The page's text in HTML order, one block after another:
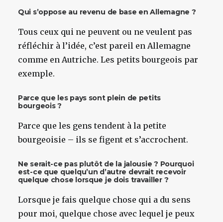
Qui s’oppose au revenu de base en Allemagne ?
Tous ceux qui ne peuvent ou ne veulent pas
réfléchir à l’idée, c’est pareil en Allemagne
comme en Autriche. Les petits bourgeois par
exemple.
Parce que les pays sont plein de petits
bourgeois ?
Parce que les gens tendent à la petite
bourgeoisie – ils se figent et s’accrochent.
Ne serait-ce pas plutôt de la jalousie ? Pourquoi
est-ce que quelqu’un d’autre devrait recevoir
quelque chose lorsque je dois travailler ?
Lorsque je fais quelque chose qui a du sens
pour moi, quelque chose avec lequel je peux